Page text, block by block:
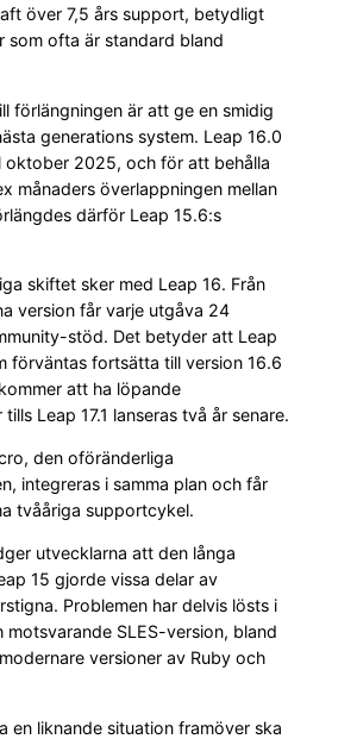
över 7,5 års support, betydligt
som ofta är standard bland
förlängningen är att ge en smidig
generations system. Leap 16.0
oktober 2025, och för att behålla
månaders överlappningen mellan
därför Leap 15.6:s
skiftet sker med Leap 16. Från
version får varje utgåva 24
stöd. Det betyder att Leap
förväntas fortsätta till version 16.6
att ha löpande
Leap 17.1 lanseras två år senare.
den oföränderliga
integreras i samma plan och får
tvååriga supportcykel.
utvecklarna att den långa
15 gjorde vissa delar av
Problemen har delvis lösts i
motsvarande SLES-version, bland
versioner av Ruby och
en liknande situation framöver ska